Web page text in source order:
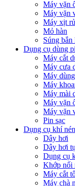
Máy vặn
Máy vặn
Máy xịt
Mỏ hàn
Súng bắn
Dụng cụ dùng
Máy cắt
Máy cưa
Máy
Máy
Máy mài
Máy vặn
Máy vặn
Pin sạc
Dụng cụ khí nén
Dây hơi
Dây hơi
Dụng cụ
Khớp nối
Máy cắt
Máy chà